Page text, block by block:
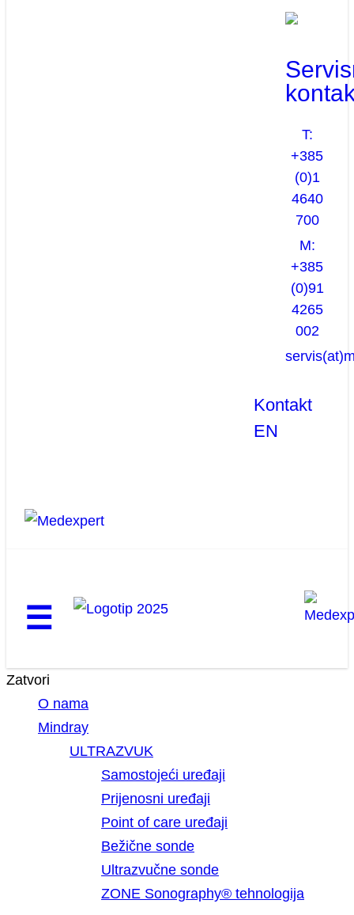
T:
+385
(0)1
4640
700
M:
+385
(0)91
4265
002
Kontakt
EN
☰
Zatvori
O nama
Mindray
ULTRAZVUK
Samostojeći uređaji
Prijenosni uređaji
Point of care uređaji
Bežične sonde
Ultrazvučne sonde
ZONE Sonography® tehnologija